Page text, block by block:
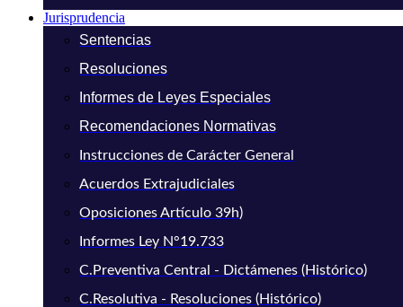
Jurisprudencia
Sentencias
Resoluciones
Informes de Leyes Especiales
Recomendaciones Normativas
Instrucciones de Carácter General
Acuerdos Extrajudiciales
Oposiciones Artículo 39h)
Informes Ley N°19.733
C.Preventiva Central - Dictámenes (Histórico)
C.Resolutiva - Resoluciones (Histórico)